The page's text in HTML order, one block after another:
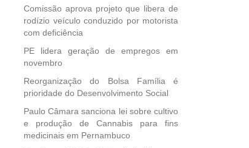
Comissão aprova projeto que libera de
rodízio veículo conduzido por motorista
com deficiência
PE lidera geração de empregos em
novembro
Reorganização do Bolsa Família é
prioridade do Desenvolvimento Social
Paulo Câmara sanciona lei sobre cultivo
e produção de Cannabis para fins
medicinais em Pernambuco